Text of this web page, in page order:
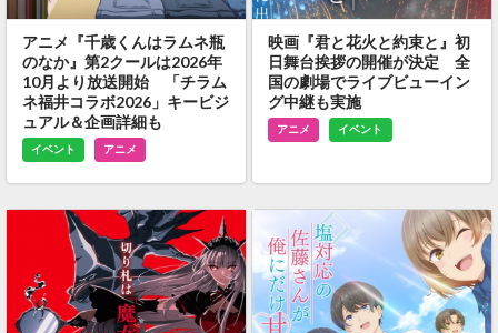
アニメ『千歳くんはラムネ瓶
のなか』第2クールは2026年
10月より放送開始 「チラム
ネ福井コラボ2026」キービジ
ュアル＆企画詳細も
イベント アニメ
映画『君と花火と約束と』初
日舞台挨拶の開催が決定 全
国の劇場でライブビューイン
グ中継も実施
アニメ イベント